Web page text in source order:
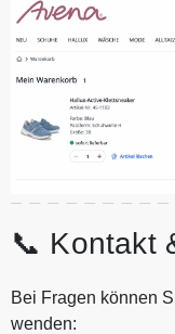
📞 Kontakt
Bei Fragen können
wenden: